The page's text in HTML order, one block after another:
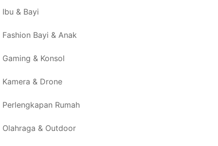
Ibu & Bayi
Fashion Bayi & Anak
Gaming & Konsol
Kamera & Drone
Perlengkapan Rumah
Olahraga & Outdoor